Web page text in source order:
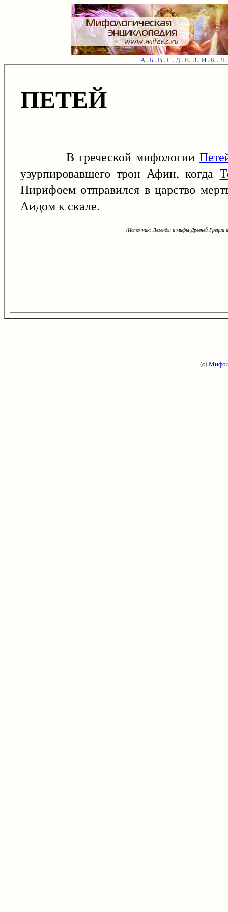
А..Б..В..Г..Д..Е..З..И..К..Л..
ПЕТЕЙ
В греческой мифологии
узурпировавшего трон Афин, когда
Пирифоем отправился в царство
Аидом к скале.
(Источник: Легенды и мифы Древней
(c)